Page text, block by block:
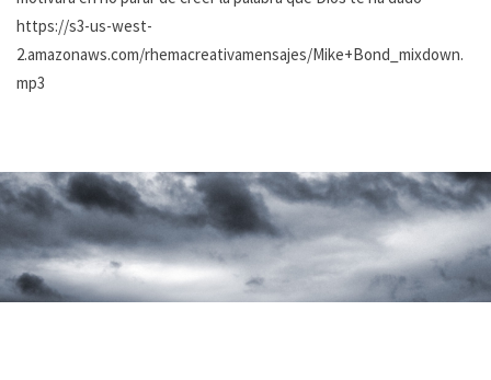
https://s3-us-west-
2.amazonaws.com/rhemacreativamensajes/Mike+Bond_mixdown.
mp3